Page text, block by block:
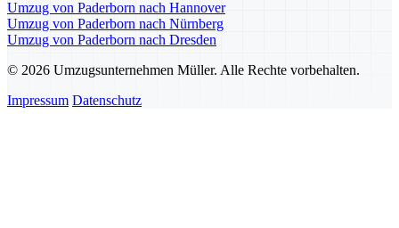
Umzug von Paderborn nach Hannover
Umzug von Paderborn nach Nürnberg
Umzug von Paderborn nach Dresden
© 2026 Umzugsunternehmen Müller. Alle Rechte vorbehalten.
Impressum Datenschutz